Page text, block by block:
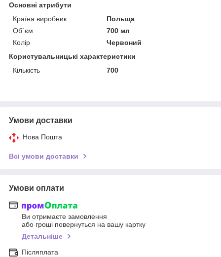
Основні атрибути
Країна виробник
Польща
Об`єм
700 мл
Колір
Червоний
Користувальницькі характеристики
Кількість
700
Умови доставки
Нова Пошта
Всі умови доставки
Умови оплати
Ви отримаєте замовлення
або гроші повернуться на вашу картку
Детальніше
Післяплата